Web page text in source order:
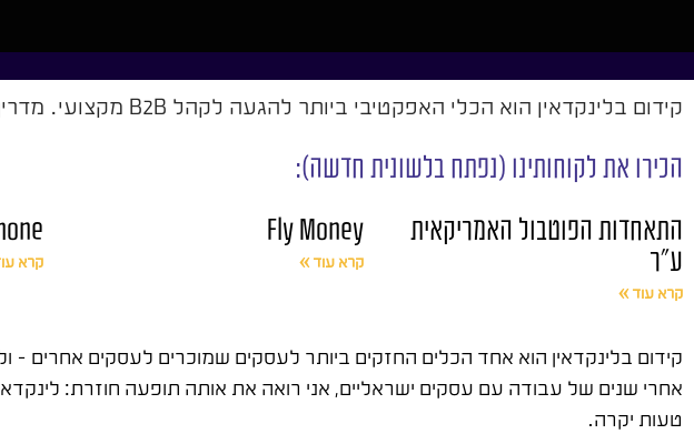
קידום בלינקדאין הוא הכלי האפקטיבי ביותר להגעה לקהל B2B מקצועי. מדריך מעשי לבניית נוכחות, הרצת קמפיינים ויצירת לידים איכותיים.
הכירו את לקוחותינו (נפתח בלשונית חדשה):
התאחדות הפוטבול האמריקאית
ע"ר
קרא עוד »
Fly Money
קרא עוד » קרא
קידום בלינקדאין הוא אחד הכלים החזקים ביותר לעסקים שמוכרים לעסקים אחרים –
אחרי שנים של עבודה עם עסקים ישראליים, אני רואה את אותה תופעה חוזרת:
טעות יקרה.